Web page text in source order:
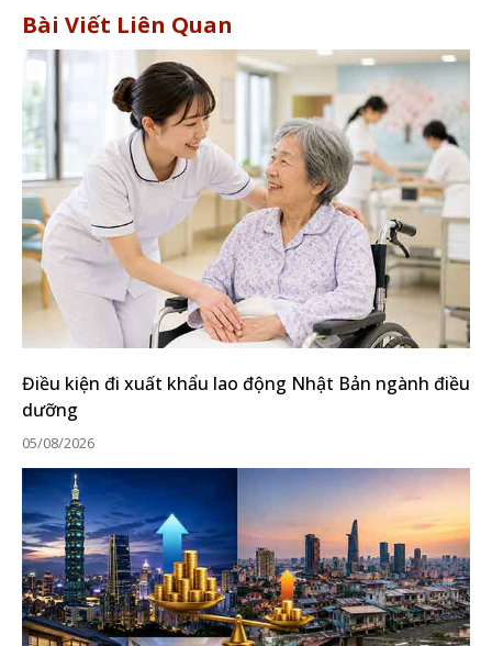
Bài Viết Liên Quan
Điều kiện đi xuất khẩu lao động Nhật Bản ngành điều
dưỡng
05/08/2026